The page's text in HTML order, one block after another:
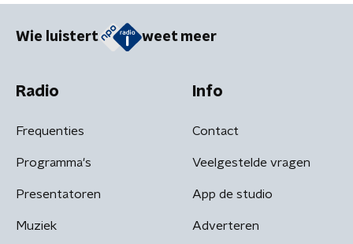
Wie luistert weet meer
Radio
Frequenties
Programma's
Presentatoren
Muziek
Info
Contact
Veelgestelde vragen
App de studio
Adverteren